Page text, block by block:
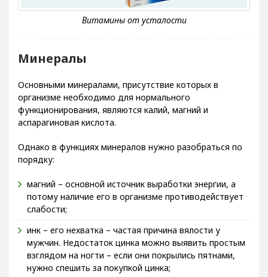
Минералы
Основными минералами, присутствие которых в
организме необходимо для нормального
функционирования, являются калий, магний и
аспарагиновая кислота.
Однако в функциях минералов нужно разобраться по
порядку:
магний – основной источник выработки энергии, а
потому наличие его в организме противодействует
слабости;
инк – его нехватка – частая причина вялости у
мужчин. Недостаток цинка можно выявить простым
взглядом на ногти – если они покрылись пятнами,
нужно спешить за покупкой цинка;